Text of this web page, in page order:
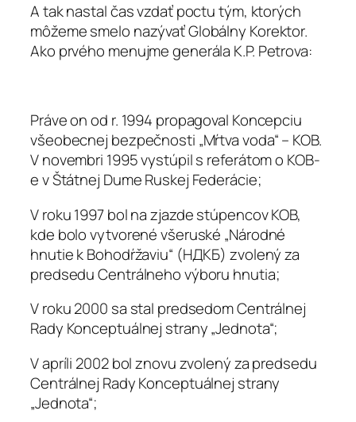
A tak nastal čas vzdať poctu tým, ktorých
môžeme smelo nazývať Globálny Korektor.
Ako prvého menujme generála K.P. Petrova:
Práve on od r. 1994 propagoval Koncepciu
všeobecnej bezpečnosti „Mŕtva voda“ – KOB.
V novembri 1995 vystúpil s referátom o KOB-
e v Štátnej Dume Ruskej Federácie;
V roku 1997 bol na zjazde stúpencov KOB,
kde bolo vytvorené všeruské „Národné
hnutie k Bohodŕžaviu“ (НДКБ) zvolený za
predsedu Centrálneho výboru hnutia;
V roku 2000 sa stal predsedom Centrálnej
Rady Konceptuálnej strany „Jednota“;
V apríli 2002 bol znovu zvolený za predsedu
Centrálnej Rady Konceptuálnej strany
„Jednota“;